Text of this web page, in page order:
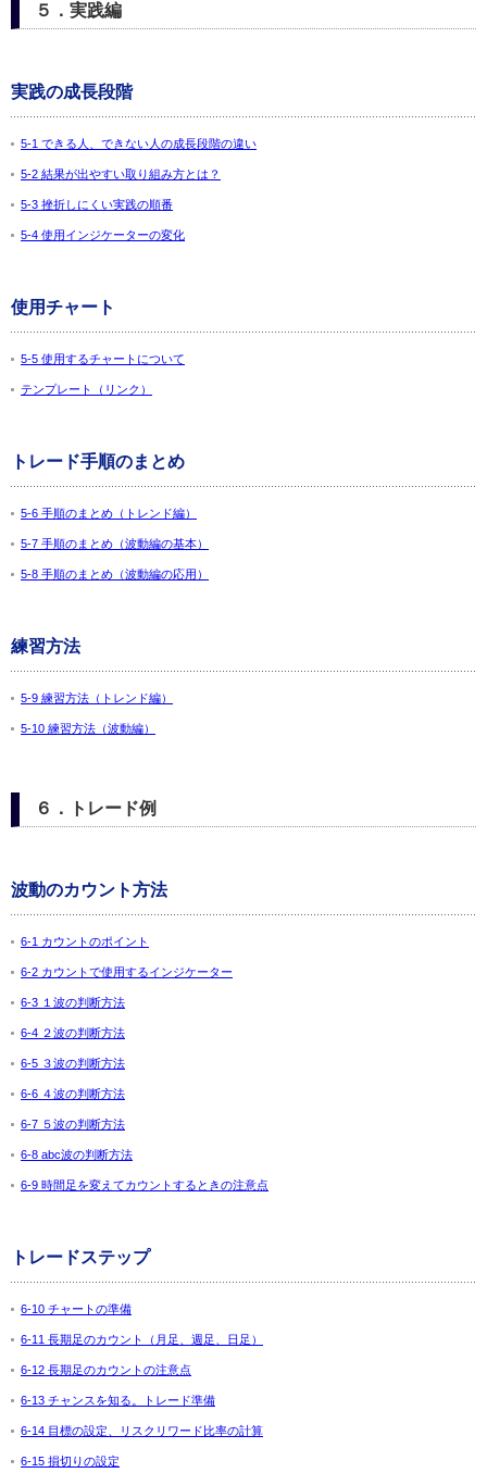
５．実践編
実践の成長段階
5-1 できる人、できない人の成長段階の違い
5-2 結果が出やすい取り組み方とは？
5-3 挫折しにくい実践の順番
5-4 使用インジケーターの変化
使用チャート
5-5 使用するチャートについて
テンプレート（リンク）
トレード手順のまとめ
5-6 手順のまとめ（トレンド編）
5-7 手順のまとめ（波動編の基本）
5-8 手順のまとめ（波動編の応用）
練習方法
5-9 練習方法（トレンド編）
5-10 練習方法（波動編）
６．トレード例
波動のカウント方法
6-1 カウントのポイント
6-2 カウントで使用するインジケーター
6-3 １波の判断方法
6-4 ２波の判断方法
6-5 ３波の判断方法
6-6 ４波の判断方法
6-7 ５波の判断方法
6-8 abc波の判断方法
6-9 時間足を変えてカウントするときの注意点
トレードステップ
6-10 チャートの準備
6-11 長期足のカウント（月足、週足、日足）
6-12 長期足のカウントの注意点
6-13 チャンスを知る。トレード準備
6-14 目標の設定、リスクリワード比率の計算
6-15 損切りの設定